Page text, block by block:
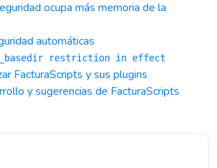
ocupa más memoria de la
automáticas
restriction in effect
FacturaScripts y sus plugins
y sugerencias de FacturaScripts